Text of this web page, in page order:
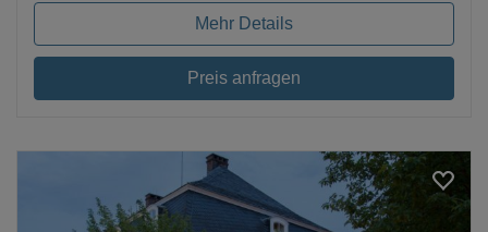
Mehr Details
Preis anfragen